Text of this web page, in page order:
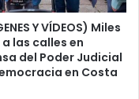
Y VÍDEOS) Miles
las calles en
del Poder Judicial
en Costa